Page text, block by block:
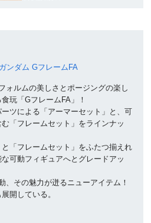
ンダム GフレームFA
ォルムの美しさとポージングの楽し
玩「GフレームFA」！
ツによる「アーマーセット」と、可
「フレームセット」をラインナッ
「フレームセット」をふたつ揃えれ
可動フィギュアへとグレードアッ
、その魅力が迸るニューアイテム！
開している。